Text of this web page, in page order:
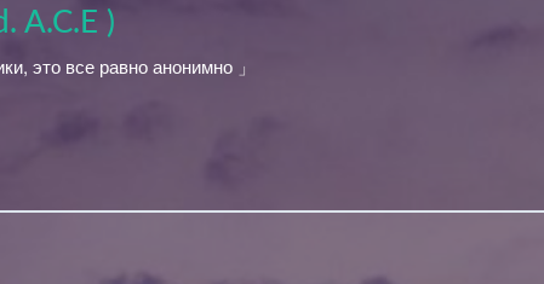
A.C.E )
это все равно анонимно 」